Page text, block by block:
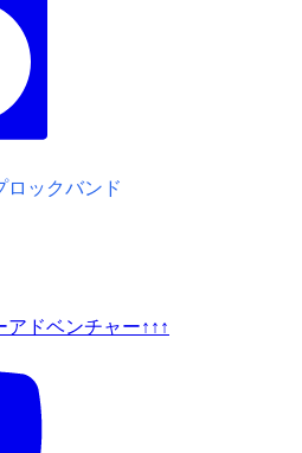
ロックバンド
ドベンチャー↑↑↑